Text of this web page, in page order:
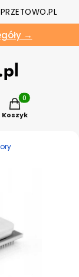
→
Produkty w
Koszyk